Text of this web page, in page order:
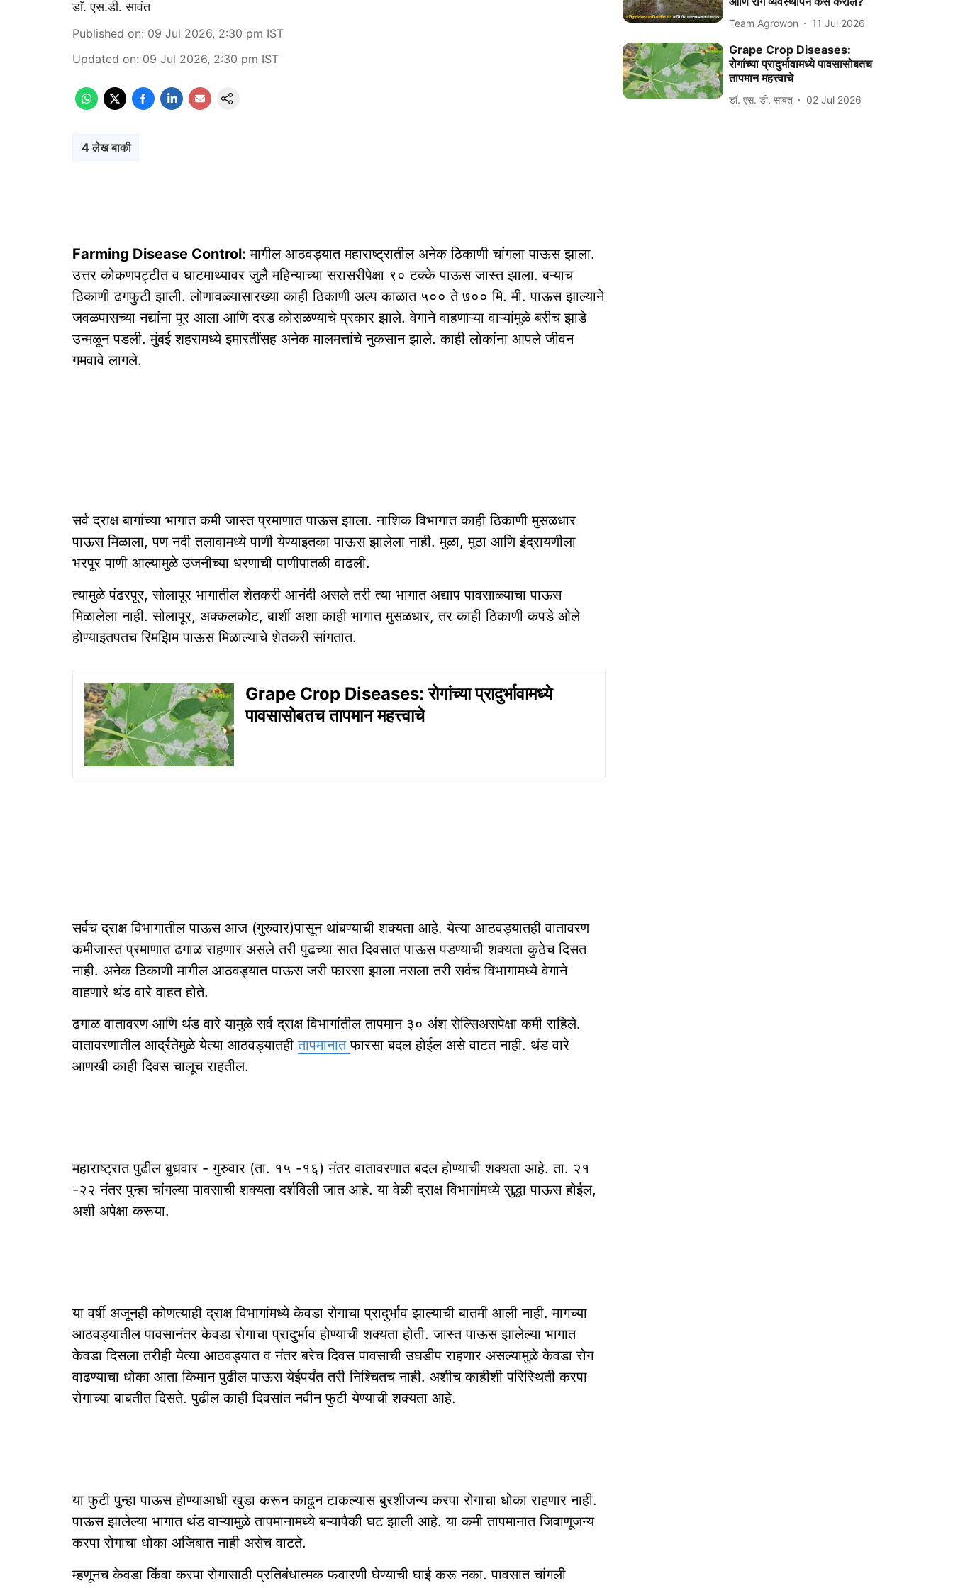
डाॅ. एस.डी. सावंत
Published on: 09 Jul 2026, 2:30 pm IST
Updated on: 09 Jul 2026, 2:30 pm IST
4 लेख बाकी
Farming Disease Control: मागील आठवड्यात महाराष्ट्रातील अनेक ठिकाणी चांगला पाऊस झाला.
उत्तर कोकणपट्टीत व घाटमाथ्यावर जुलै महिन्याच्या सरासरीपेक्षा ९० टक्के पाऊस जास्त झाला. बऱ्याच
ठिकाणी ढगफुटी झाली. लोणावळ्यासारख्या काही ठिकाणी अल्प काळात ५०० ते ७०० मि. मी. पाऊस झाल्याने
जवळपासच्या नद्यांना पूर आला आणि दरड कोसळण्याचे प्रकार झाले. वेगाने वाहणाऱ्या वाऱ्यांमुळे बरीच झाडे
उन्मळून पडली. मुंबई शहरामध्ये इमारतींसह अनेक मालमत्तांचे नुकसान झाले. काही लोकांना आपले जीवन
गमवावे लागले.
सर्व द्राक्ष बागांच्या भागात कमी जास्त प्रमाणात पाऊस झाला. नाशिक विभागात काही ठिकाणी मुसळधार
पाऊस मिळाला, पण नदी तलावामध्ये पाणी येण्याइतका पाऊस झालेला नाही. मुळा, मुठा आणि इंद्रायणीला
भरपूर पाणी आल्यामुळे उजनीच्या धरणाची पाणीपातळी वाढली.
त्यामुळे पंढरपूर, सोलापूर भागातील शेतकरी आनंदी असले तरी त्या भागात अद्याप पावसाळ्याचा पाऊस
मिळालेला नाही. सोलापूर, अक्कलकोट, बार्शी अशा काही भागात मुसळधार, तर काही ठिकाणी कपडे ओले
होण्याइतपतच रिमझिम पाऊस मिळाल्याचे शेतकरी सांगतात.
Grape Crop Diseases: रोगांच्या प्रादुर्भावामध्ये
पावसासोबतच तापमान महत्त्वाचे
सर्वच द्राक्ष विभागातील पाऊस आज (गुरुवार)पासून थांबण्याची शक्यता आहे. येत्या आठवड्यातही वातावरण
कमीजास्त प्रमाणात ढगाळ राहणार असले तरी पुढच्या सात दिवसात पाऊस पडण्याची शक्यता कुठेच दिसत
नाही. अनेक ठिकाणी मागील आठवड्यात पाऊस जरी फारसा झाला नसला तरी सर्वच विभागामध्ये वेगाने
वाहणारे थंड वारे वाहत होते.
ढगाळ वातावरण आणि थंड वारे यामुळे सर्व द्राक्ष विभागांतील तापमान ३० अंश सेल्सिअसपेक्षा कमी राहिले.
वातावरणातील आर्द्रतेमुळे येत्या आठवड्यातहीतापमानातफारसा बदल होईल असे वाटत नाही. थंड वारे
आणखी काही दिवस चालूच राहतील.
महाराष्ट्रात पुढील बुधवार - गुरुवार (ता. १५ -१६) नंतर वातावरणात बदल होण्याची शक्यता आहे. ता. २१
-२२ नंतर पुन्हा चांगल्या पावसाची शक्यता दर्शविली जात आहे. या वेळी द्राक्ष विभागांमध्ये सुद्धा पाऊस होईल,
अशी अपेक्षा करूया.
या वर्षी अजूनही कोणत्याही द्राक्ष विभागांमध्ये केवडा रोगाचा प्रादुर्भाव झाल्याची बातमी आली नाही. मागच्या
आठवड्यातील पावसानंतर केवडा रोगाचा प्रादुर्भाव होण्याची शक्यता होती. जास्त पाऊस झालेल्या भागात
केवडा दिसला तरीही येत्या आठवड्यात व नंतर बरेच दिवस पावसाची उघडीप राहणार असल्यामुळे केवडा रोग
वाढण्याचा धोका आता किमान पुढील पाऊस येईपर्यंत तरी निश्चितच नाही. अशीच काहीशी परिस्थिती करपा
रोगाच्या बाबतीत दिसते. पुढील काही दिवसांत नवीन फुटी येण्याची शक्यता आहे.
या फुटी पुन्हा पाऊस होण्याआधी खुडा करून काढून टाकल्यास बुरशीजन्य करपा रोगाचा धोका राहणार नाही.
पाऊस झालेल्या भागात थंड वाऱ्यामुळे तापमानामध्ये बऱ्यापैकी घट झाली आहे. या कमी तापमानात जिवाणूजन्य
करपा रोगाचा धोका अजिबात नाही असेच वाटते.
म्हणूनच केवडा किंवा करपा रोगासाठी प्रतिबंधात्मक फवारणी घेण्याची घाई करू नका. पावसात चांगली
Team Agrowon 11 Jul 2026
Grape Crop Diseases:
रोगांच्या प्रादुर्भावामध्ये पावसासोबतच
तापमान महत्त्वाचे
डॉ. एस. डी. सावंत 02 Jul 2026